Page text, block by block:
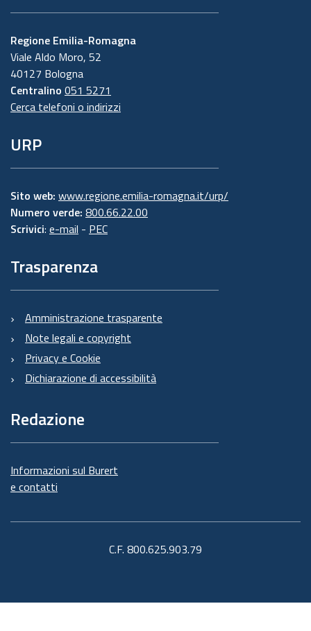
Regione Emilia-Romagna
Viale Aldo Moro, 52
40127 Bologna
Centralino 051 5271
Cerca telefoni o indirizzi
URP
Sito web: www.regione.emilia-romagna.it/urp/
Numero verde: 800.66.22.00
Scrivici: e-mail - PEC
Trasparenza
Amministrazione trasparente
Note legali e copyright
Privacy e Cookie
Dichiarazione di accessibilità
Redazione
Informazioni sul Burert
e contatti
C.F. 800.625.903.79